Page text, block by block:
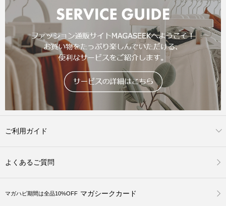
ご利用ガイド
よくあるご質問
マガハピ期間は全品10%OFF マガシークカード